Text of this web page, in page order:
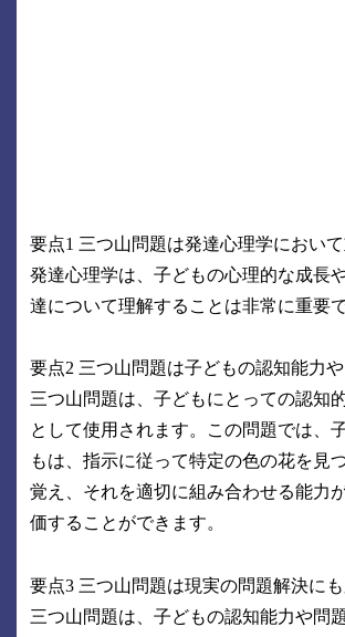
要点1 三つ山問題は発達心理学におい
発達心理学は、子どもの心理的な成長
達について理解することは非常に重要
要点2 三つ山問題は子どもの認知能力
三つ山問題は、子どもにとっての認知
として使用されます。この問題では、
もは、指示に従って特定の色の花を見
覚え、それを適切に組み合わせる能力
価することができます。
要点3 三つ山問題は現実の問題解決にも
三つ山問題は、子どもの認知能力や問